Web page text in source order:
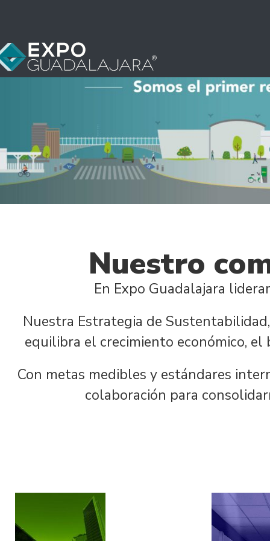
Nuestro
En Expo Guadalajara
Nuestra Estrategia de
equilibra el crecimiento económico,
Con metas medibles y estándares
colaboración para